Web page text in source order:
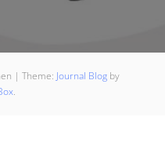
| Theme: Journal Blog by
.